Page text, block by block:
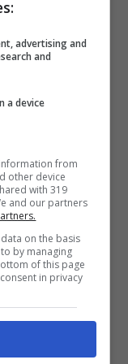
>>>
advertising and
and
a device
from
other device
with 319
and our partners
on the basis
by managing
of this page
in privacy